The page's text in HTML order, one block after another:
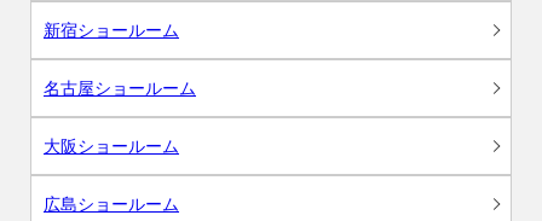
新宿ショールーム
名古屋ショールーム
大阪ショールーム
広島ショールーム